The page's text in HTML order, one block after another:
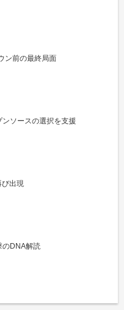
ン前の最終局面
ソースの選択を支援
び出現
のDNA解読